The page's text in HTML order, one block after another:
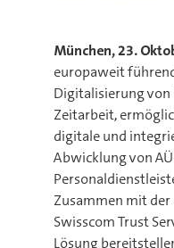
München, 23.
europaweit
Digitalisierung
Zeitarbeit,
digitale und
Abwicklung von
Zusammen mit
Swisscom Trust
Lösung